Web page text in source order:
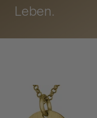
Leben.